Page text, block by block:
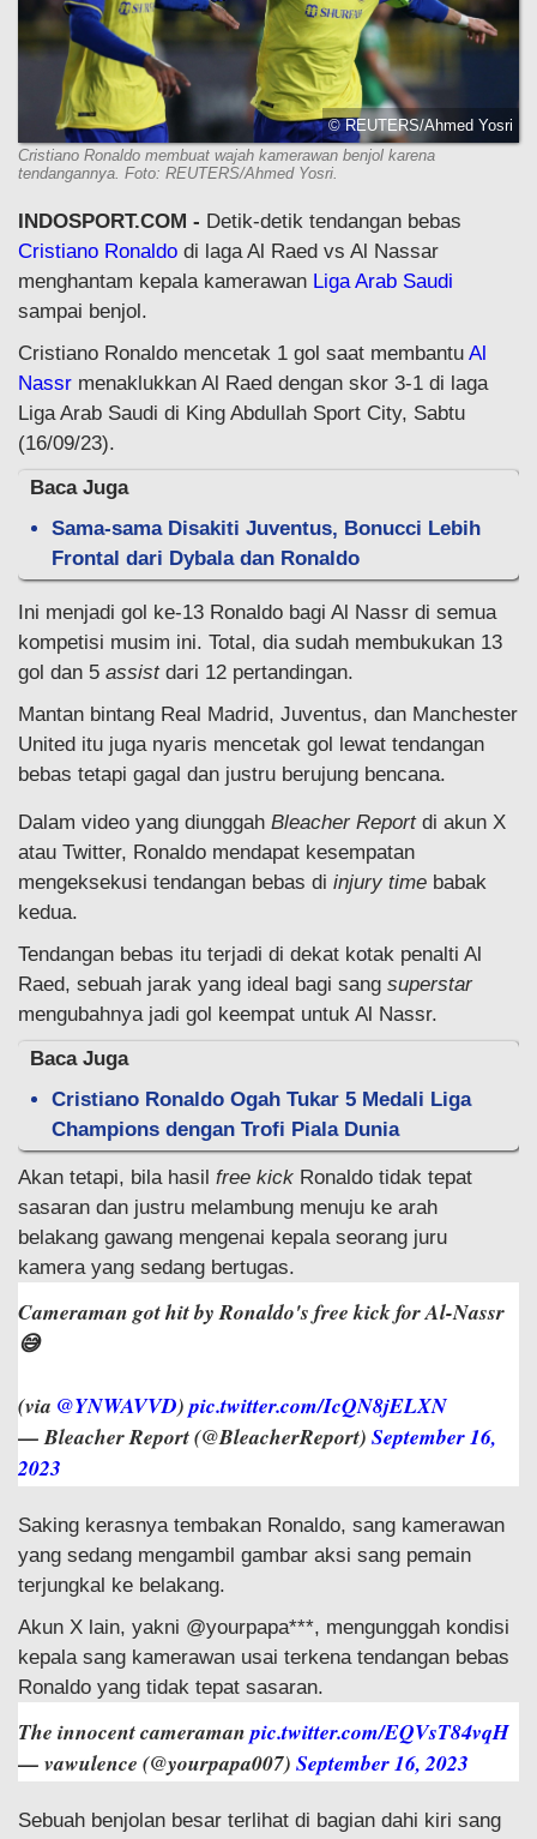
© REUTERS/Ahmed Yosri
Cristiano Ronaldo membuat wajah kamerawan benjol karena
tendangannya. Foto: REUTERS/Ahmed Yosri.
INDOSPORT.COM - Detik-detik tendangan bebas
Cristiano Ronaldo di laga Al Raed vs Al Nassar
menghantam kepala kamerawan Liga Arab Saudi
sampai benjol.
Cristiano Ronaldo mencetak 1 gol saat membantu Al
Nassr menaklukkan Al Raed dengan skor 3-1 di laga
Liga Arab Saudi di King Abdullah Sport City, Sabtu
(16/09/23).
Baca Juga
Sama-sama Disakiti Juventus, Bonucci Lebih
Frontal dari Dybala dan Ronaldo
Ini menjadi gol ke-13 Ronaldo bagi Al Nassr di semua
kompetisi musim ini. Total, dia sudah membukukan 13
gol dan 5 assist dari 12 pertandingan.
Mantan bintang Real Madrid, Juventus, dan Manchester
United itu juga nyaris mencetak gol lewat tendangan
bebas tetapi gagal dan justru berujung bencana.
Dalam video yang diunggah Bleacher Reportdi akun X
atau Twitter, Ronaldo mendapat kesempatan
mengeksekusi tendangan bebas di injury time babak
kedua.
Tendangan bebas itu terjadi di dekat kotak penalti Al
Raed, sebuah jarak yang ideal bagi sang superstar
mengubahnya jadi gol keempat untuk Al Nassr.
Baca Juga
Cristiano Ronaldo Ogah Tukar 5 Medali Liga
Champions dengan Trofi Piala Dunia
Akan tetapi, bila hasil free kick Ronaldo tidak tepat
sasaran dan justru melambung menuju ke arah
belakang gawang mengenai kepala seorang juru
kamera yang sedang bertugas.
Cameraman got hit by Ronaldo's free kick for Al-Nassr
😅
(via @YNWAVVD)pic.twitter.com/IcQN8jELXN
— Bleacher Report (@BleacherReport) September 16,
2023
Saking kerasnya tembakan Ronaldo, sang kamerawan
yang sedang mengambil gambar aksi sang pemain
terjungkal ke belakang.
Akun X lain, yakni @yourpapa***, mengunggah kondisi
kepala sang kamerawan usai terkena tendangan bebas
Ronaldo yang tidak tepat sasaran.
The innocent cameramanpic.twitter.com/EQVsT84vqH
— vawulence (@yourpapa007) September 16, 2023
Sebuah benjolan besar terlihat di bagian dahi kiri sang